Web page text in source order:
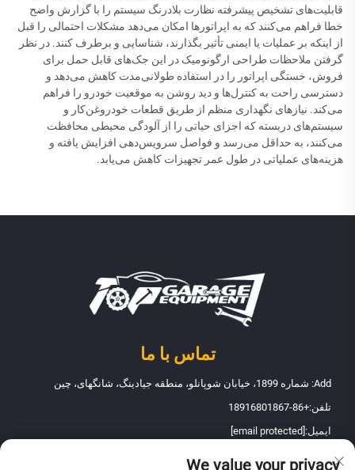
قابلیت‌های تشخیص پیشرفته نظارت بلادرنگ سیستم را با گزارش واضح
خطا فراهم می‌کنند که به اپراتورها امکان می‌دهد مشکلات احتمالی را قبل
از اینکه بر عملیات یا ایمنی تأثیر بگذارند، شناسایی و برطرف کنند. در نظر
گرفتن ملاحظات طراحی ارگونومیک در این جک‌های قابل حمل برای
فروش، خستگی اپراتور را در استفاده طولانی‌مدت کاهش می‌دهد و
دسترسی راحت به کنترل‌ها و دید روشن به موقعیت خودرو را فراهم
می‌کند. نیازهای نگهداری منظم از طریق قطعات خودروغن‌کار و
سیستم‌های دربسته که اجزای حیاتی را از آلودگی محیطی محافظت
می‌کنند، به حداقل می‌رسد و فواصل سرویس‌دهی افزایش یافته و
هزینه‌های عملیاتی در طول عمر تجهیزات کاهش می‌یابد.
تماس با ما
Add: شماره 1899، خیابان شوپانلو، منطقه جیادینگ، شانگهای، چین
تلفن:+86-18916801867
ایمیل:
We value your privacy